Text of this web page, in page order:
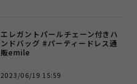
エレガントパールチェーン付きハ
ンドバッグ #パーティードレス通
販emile
2023/06/19 15:59